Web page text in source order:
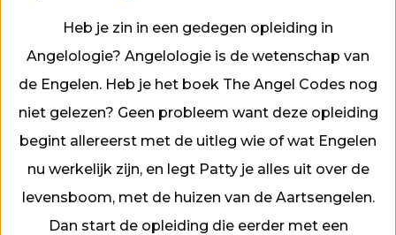
Heb je zin in een gedegen opleiding in
Angelologie? Angelologie is de wetenschap van
de Engelen. Heb je het boek The Angel Codes nog
niet gelezen? Geen probleem want deze opleiding
begint allereerst met de uitleg wie of wat Engelen
nu werkelijk zijn, en legt Patty je alles uit over de
levensboom, met de huizen van de Aartsengelen.
Dan start de opleiding die eerder met een